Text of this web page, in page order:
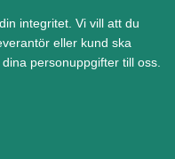
integritet. Vi vill att du
eller kund ska
personuppgifter till oss.